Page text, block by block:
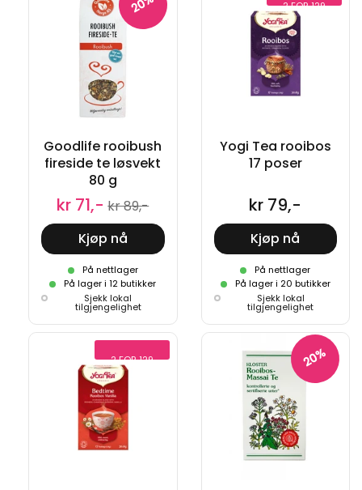
Goodlife rooibush
fireside te løsvekt
80 g
kr 71,- kr 89,-
Kjøp nå
På nettlager
På lager i 12 butikker
Sjekk lokal
tilgjengelighet
Yogi Tea rooibos
17 poser
kr 79,-
Kjøp nå
På nettlager
På lager i 20 butikker
Sjekk lokal
tilgjengelighet
2 FOR 129
2 FOR 129 20%